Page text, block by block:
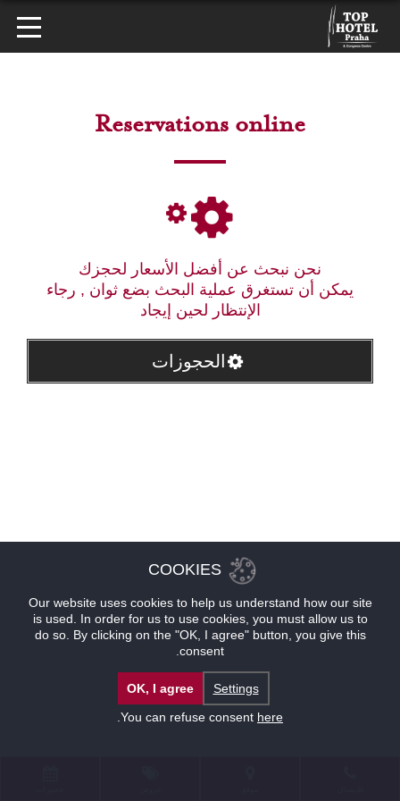
Reservations online
نحن نبحث عن أفضل الأسعار لحجزك
يمكن أن تستغرق عملية البحث بضع ثوان , رجاء
الإنتظار لحين إيجاد
الحجوزات
COOKIES
Our website uses cookies to help us understand how our site
is used. In order for us to use cookies, you must allow us to
do so. By clicking on the "OK, I agree" button, you give this
consent.
Settings
OK, I agree
You can refuse consent here
.